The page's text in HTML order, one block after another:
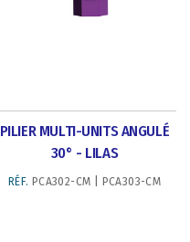
PILIER MULTI-UNITS ANGULÉ
30° - LILAS
RÉF. PCA302-CM | PCA303-CM